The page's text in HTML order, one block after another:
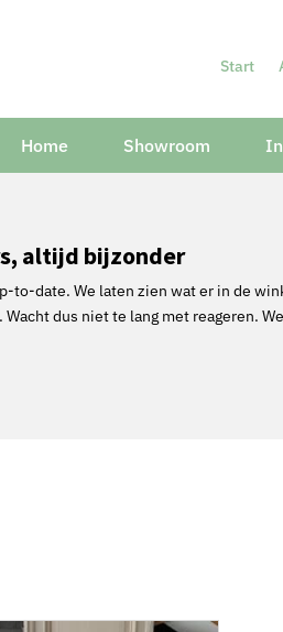
Start
Home Showroom
altijd bijzonder
to-date. We laten zien wat er in de
dus niet te lang met reageren.